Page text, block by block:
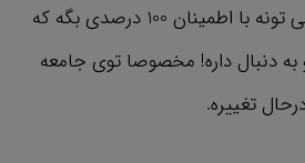
ندیده پس هیچ کس نمی تونه با اطمینان 100 درصدی بگه که
دنبال داره! مخصوصا توی جامعه
تغییره.